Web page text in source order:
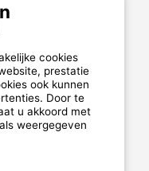
hotline
cookies
prestatie
ook kunnen
Door te
u akkoord met
weergegeven